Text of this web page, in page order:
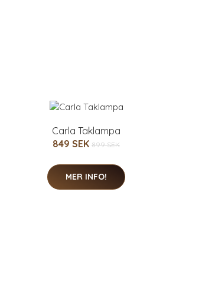
Carla Taklampa
849 SEK 899 SEK
MER INFO!